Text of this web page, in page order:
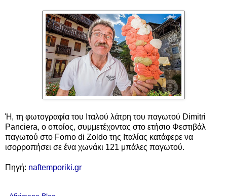
Ή, τη φωτογραφία του Ιταλού λάτρη του παγωτού Dimitri
Panciera, ο οποίος, συμμετέχοντας στο ετήσιο Φεστιβάλ
παγωτού στο Forno di Zoldo της Ιταλίας κατάφερε να
ισορροπήσει σε ένα χωνάκι 121 μπάλες παγωτού.
Πηγή: naftemporiki.gr